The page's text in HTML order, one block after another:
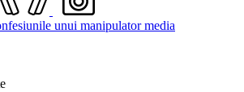
unui manipulator media